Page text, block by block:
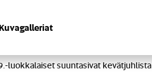
Kuvagalleriat
luokkalaiset suuntasivat kevätjuhlista